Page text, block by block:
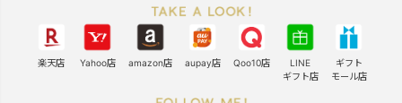
楽天店 Yahoo店 amazon店 aupay店 Qoo10店
LINE
ギフト店
ギフト
モール店